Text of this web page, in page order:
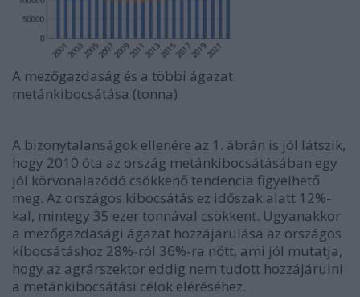
A mezőgazdaság és a többi ágazat
metánkibocsátása (tonna)
A bizonytalanságok ellenére az 1. ábrán is jól látszik,
hogy 2010 óta az ország metánkibocsátásában egy
jól körvonalazódó csökkenő tendencia figyelhető
meg. Az országos kibocsátás ez időszak alatt 12%-
kal, mintegy 35 ezer tonnával csökkent. Ugyanakkor
a mezőgazdasági ágazat hozzájárulása az országos
kibocsátáshoz 28%-ról 36%-ra nőtt, ami jól mutatja,
hogy az agrárszektor eddig nem tudott hozzájárulni
a metánkibocsátási célok eléréséhez.